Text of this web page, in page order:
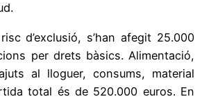
d’exclusió, s’han afegit 25.000
per drets bàsics. Alimentació,
al lloguer, consums, material
total és de 520.000 euros. En